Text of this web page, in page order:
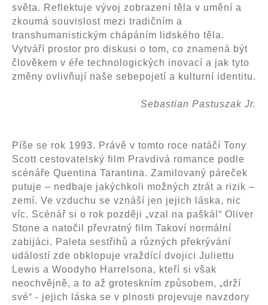
světa. Reflektuje vývoj zobrazení těla v umění a
zkoumá souvislost mezi tradičním a
transhumanistickým chápáním lidského těla.
Vytváří prostor pro diskusi o tom, co znamená být
člověkem v éře technologických inovací a jak tyto
změny ovlivňují naše sebepojetí a kulturní identitu.
Sebastian Pastuszak Jr.
Píše se rok 1993. Právě v tomto roce natáčí Tony
Scott cestovatelský film Pravdivá romance podle
scénáře Quentina Tarantina. Zamilovaný páreček
putuje – nedbaje jakýchkoli možných ztrát a rizik –
zemí. Ve vzduchu se vznáší jen jejich láska, nic
víc. Scénář si o rok později „vzal na paškál“ Oliver
Stone a natočil převratný film Takoví normální
zabijáci. Paleta sestřihů a různých překrývání
událostí zde obklopuje vraždící dvojici Juliettu
Lewis a Woodyho Harrelsona, kteří si však
neochvějně, a to až groteskním způsobem, „drží
své“ - jejich láska se v plnosti projevuje navzdory